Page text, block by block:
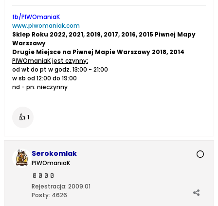
fb/PIWOmaniaK
www.piwomaniak.com
Sklep Roku 2022, 2021, 2019, 2017, 2016, 2015 Piwnej Mapy
Warszawy
Drugie Miejsce na Piwnej Mapie Warszawy 2018, 2014
PIWOmaniaK jest czynny:
od wt do pt w godz. 13:00 - 21:00
w sb od 12:00 do 19:00
nd - pn: nieczynny
👍 1
Serokomlak
PIWOmaniaK
🥛 🥛 🥛 🥛
Rejestracja: 2009.01
Posty: 4626